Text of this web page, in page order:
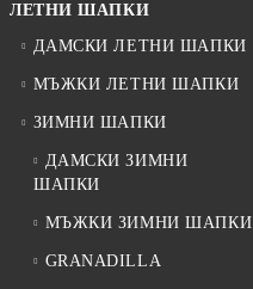
ЛЕТНИ ШАПКИ
ДАМСКИ ЛЕТНИ ШАПКИ
МЪЖКИ ЛЕТНИ ШАПКИ
ЗИМНИ ШАПКИ
ДАМСКИ ЗИМНИ
ШАПКИ
МЪЖКИ ЗИМНИ ШАПКИ
GRANADILLA